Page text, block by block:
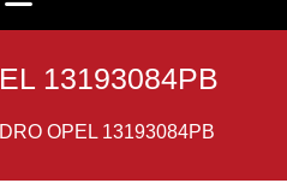
13193084PB
OPEL 13193084PB